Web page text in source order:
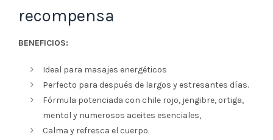
recompensa
BENEFICIOS:
Ideal para masajes energéticos
Perfecto para después de largos y estresantes días.
Fórmula potenciada con chile rojo, jengibre, ortiga,
mentol y numerosos aceites esenciales,
Calma y refresca el cuerpo.